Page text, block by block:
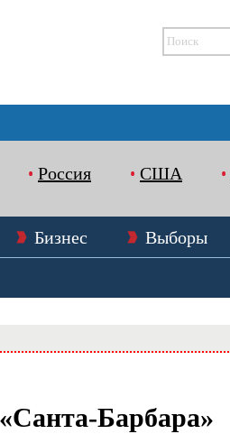
Россия США
Бизнес Выборы
Барбара»